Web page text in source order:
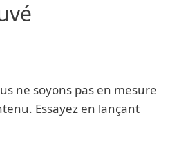
ne soyons pas en mesure
Essayez en lançant